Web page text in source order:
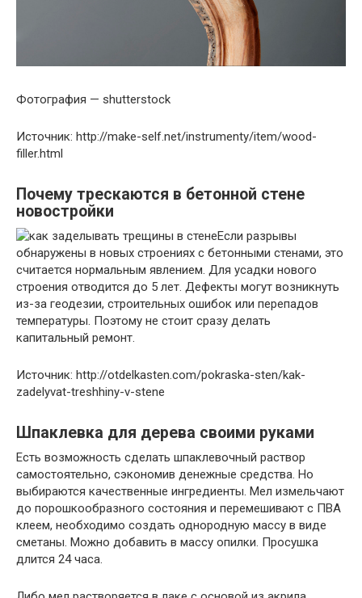
Фотография — shutterstock
Источник: http://make-self.net/instrumenty/item/wood-
filler.html
Почему трескаются в бетонной стене
новостройки
Если разрывы
обнаружены в новых строениях с бетонными стенами, это
считается нормальным явлением. Для усадки нового
строения отводится до 5 лет. Дефекты могут возникнуть
из-за геодезии, строительных ошибок или перепадов
температуры. Поэтому не стоит сразу делать
капитальный ремонт.
Источник: http://otdelkasten.com/pokraska-sten/kak-
zadelyvat-treshhiny-v-stene
Шпаклевка для дерева своими руками
Есть возможность сделать шпаклевочный раствор
самостоятельно, сэкономив денежные средства. Но
выбираются качественные ингредиенты. Мел измельчают
до порошкообразного состояния и перемешивают с ПВА
клеем, необходимо создать однородную массу в виде
сметаны. Можно добавить в массу опилки. Просушка
длится 24 часа.